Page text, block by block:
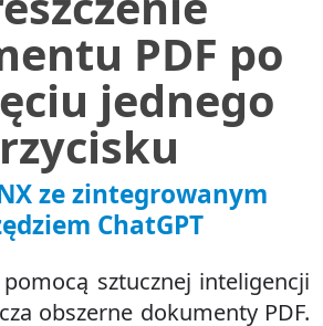
PDF po
jednego
ze zintegrowanym
ChatGPT
pomocą sztucznej inteligencji
obszerne dokumenty PDF.